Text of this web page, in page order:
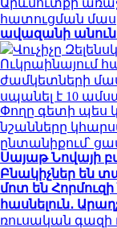
հատուցման
ավազանի
Վուչիչը
Ուկրաինայում
ժամկետների
սպանել է 10
Փողը գետի պես
նշանները
ընտանիքում՝
Սայաթ Նովայի
Բնակիչներ են
մոտ են
հասնելուն․
ռուսական գազի